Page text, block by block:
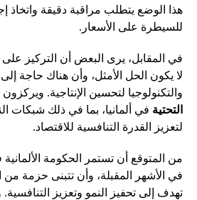
هذا الوضع يتطلب مراقبة دقيقة واتخاذ
للسيطرة على الأسعار.
في المقابل، يرى البعض أن التركيز
لا يكون الحل الأمثل، وأن هناك حاجة إلى
والتكنولوجيا لتحسين الإنتاجية.
التحتية في ألمانيا، بما في ذلك شبكات
لتعزيز القدرة التنافسية للاقتصاد.
من المتوقع أن تستمر الحكومة
في الأشهر المقبلة، وأن تتبنى حزمة من
تهدف إلى تحفيز النمو وتعزيز